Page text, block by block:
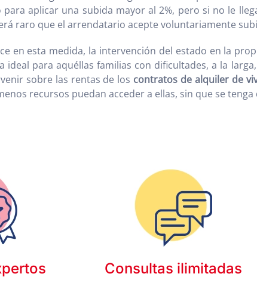
aplicar una subida mayor al 2%, pero si no le
raro que el arrendatario acepte voluntariamente
en esta medida, la intervención del estado en la
ideal para aquéllas familias con dificultades, a la
sobre las rentas de los contratos de alquiler de
recursos puedan acceder a ellas, sin que se
Consultas ilimitadas